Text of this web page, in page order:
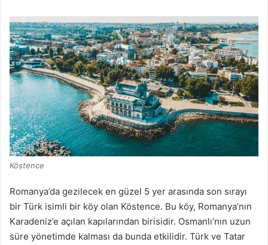
Köstence
Romanya’da gezilecek en güzel 5 yer arasında son sırayı
bir Türk isimli bir köy olan Köstence. Bu köy, Romanya’nın
Karadeniz’e açılan kapılarından birisidir. Osmanlı’nın uzun
süre yönetimde kalması da bunda etkilidir. Türk ve Tatar